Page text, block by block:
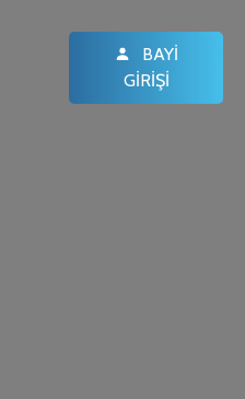
BAYI
GIRIŞI